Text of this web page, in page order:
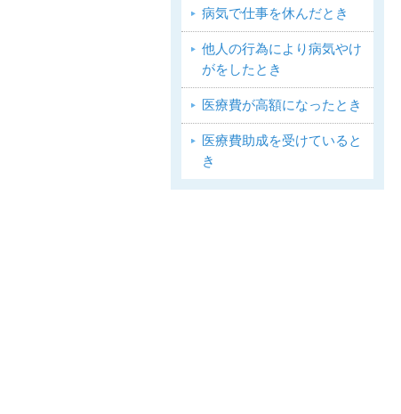
病気で仕事を休んだとき
他人の行為により病気やけ
がをしたとき
医療費が高額になったとき
医療費助成を受けていると
き